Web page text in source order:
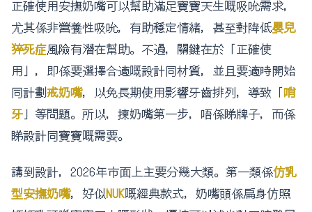
正確使用安撫奶嘴可以幫助滿足寶寶天生嘅吸吮需求，
尤其係非營養性吸吮，有助穩定情緒，甚至對降低嬰兒
猝死症風險有潛在幫助。不過，關鍵在於「正確使
用」，即係要選擇合適嘅設計同材質，並且要適時開始
同計劃戒奶嘴，以免長期使用影響牙齒排列，導致「哨
牙 」等問題。所以，揀奶嘴第一步，唔係睇牌子，而係
睇設計同寶寶嘅需要。
講到設計，2026年市面上主要分幾大類。第一類係仿乳
型安撫奶嘴，好似NUK嘅經典款式，奶嘴頭係扁身仿照